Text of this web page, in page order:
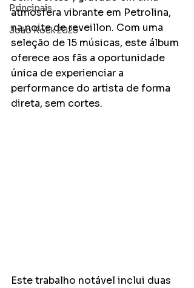
Principais
João Rock 2025
atmosfera vibrante em Petrolina,
na noite de reveillon. Com uma
seleção de 15 músicas, este álbum
oferece aos fãs a oportunidade
única de experienciar a
performance do artista de forma
direta, sem cortes.
Este trabalho notável inclui duas